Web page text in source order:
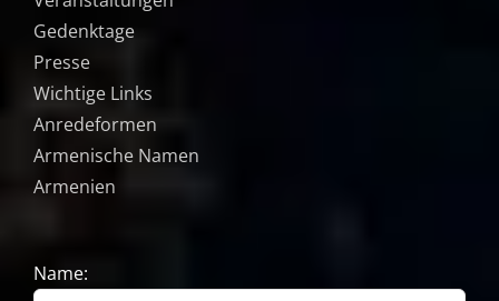
Gedenktage
Presse
Wichtige Links
Anredeformen
Armenische Namen
Armenien
Name: